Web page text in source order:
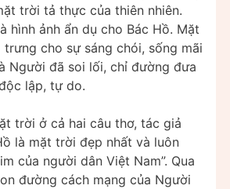
trời tả thực của thiên nhiên.
hình ảnh ẩn dụ cho Bác Hồ. Mặt
cho sự sáng chói, sống mãi
Người đã soi lối, chỉ đường đưa
lập, tự do.
trời ở cả hai câu thơ, tác giả
là mặt trời đẹp nhất và luôn
của người dân Việt Nam”. Qua
đường cách mạng của Người